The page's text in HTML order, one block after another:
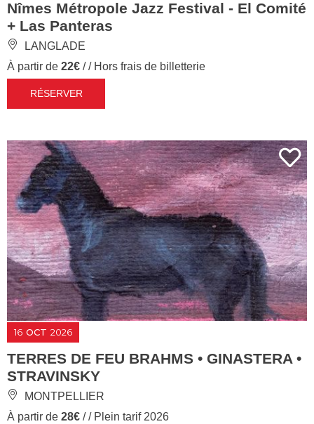
Nîmes Métropole Jazz Festival - El Comité
+ Las Panteras
LANGLADE
À partir de 22€ / / Hors frais de billetterie
RÉSERVER
16 OCT 2026
TERRES DE FEU BRAHMS • GINASTERA •
STRAVINSKY
MONTPELLIER
À partir de 28€ / / Plein tarif 2026